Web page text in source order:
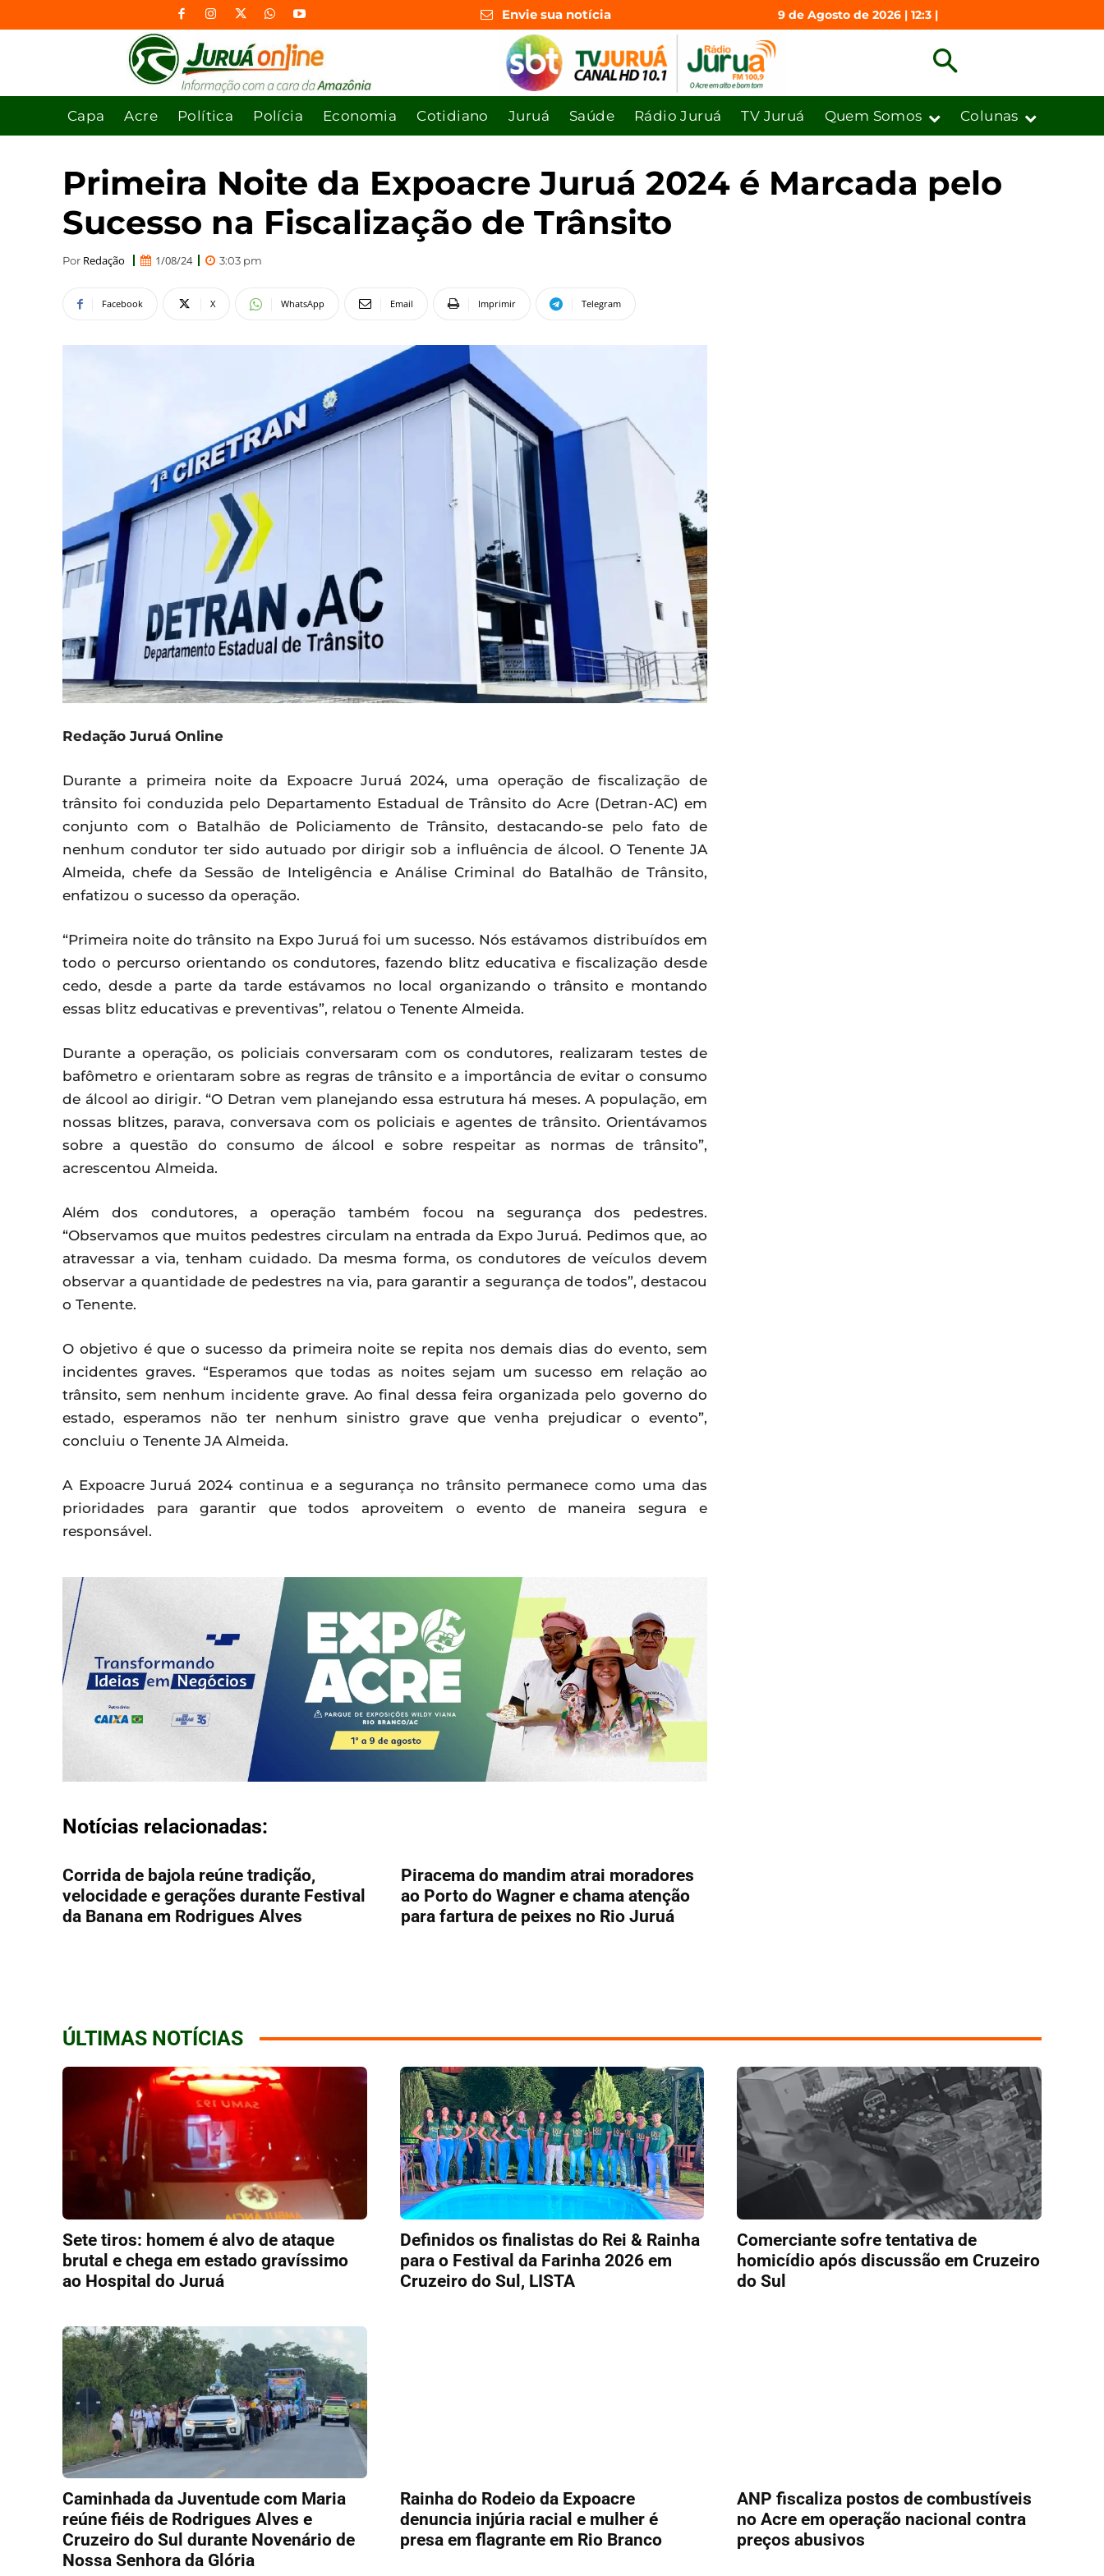
Envie sua notícia 9 de Agosto de 2026 | 12:3 |
Capa Acre Política Polícia Economia Cotidiano Juruá Saúde Rádio Juruá TV Juruá Quem Somos Colunas
Primeira Noite da Expoacre Juruá 2024 é Marcada pelo
Sucesso na Fiscalização de Trânsito
Por Redação 1/08/24 3:03 pm
Facebook X WhatsApp Email Imprimir Telegram
Redação Juruá Online
Durante a primeira noite da Expoacre Juruá 2024, uma operação de fiscalização de
trânsito foi conduzida pelo Departamento Estadual de Trânsito do Acre (Detran-AC) em
conjunto com o Batalhão de Policiamento de Trânsito, destacando-se pelo fato de
nenhum condutor ter sido autuado por dirigir sob a influência de álcool. O Tenente JA
Almeida, chefe da Sessão de Inteligência e Análise Criminal do Batalhão de Trânsito,
enfatizou o sucesso da operação.
“Primeira noite do trânsito na Expo Juruá foi um sucesso. Nós estávamos distribuídos em
todo o percurso orientando os condutores, fazendo blitz educativa e fiscalização desde
cedo, desde a parte da tarde estávamos no local organizando o trânsito e montando
essas blitz educativas e preventivas”, relatou o Tenente Almeida.
Durante a operação, os policiais conversaram com os condutores, realizaram testes de
bafômetro e orientaram sobre as regras de trânsito e a importância de evitar o consumo
de álcool ao dirigir. “O Detran vem planejando essa estrutura há meses. A população, em
nossas blitzes, parava, conversava com os policiais e agentes de trânsito. Orientávamos
sobre a questão do consumo de álcool e sobre respeitar as normas de trânsito”,
acrescentou Almeida.
Além dos condutores, a operação também focou na segurança dos pedestres.
“Observamos que muitos pedestres circulam na entrada da Expo Juruá. Pedimos que, ao
atravessar a via, tenham cuidado. Da mesma forma, os condutores de veículos devem
observar a quantidade de pedestres na via, para garantir a segurança de todos”, destacou
o Tenente.
O objetivo é que o sucesso da primeira noite se repita nos demais dias do evento, sem
incidentes graves. “Esperamos que todas as noites sejam um sucesso em relação ao
trânsito, sem nenhum incidente grave. Ao final dessa feira organizada pelo governo do
estado, esperamos não ter nenhum sinistro grave que venha prejudicar o evento”,
concluiu o Tenente JA Almeida.
A Expoacre Juruá 2024 continua e a segurança no trânsito permanece como uma das
prioridades para garantir que todos aproveitem o evento de maneira segura e
responsável.
Notícias relacionadas:
Corrida de bajola reúne tradição,
velocidade e gerações durante Festival
da Banana em Rodrigues Alves
Piracema do mandim atrai moradores
ao Porto do Wagner e chama atenção
para fartura de peixes no Rio Juruá
ÚLTIMAS NOTÍCIAS
Sete tiros: homem é alvo de ataque
brutal e chega em estado gravíssimo
ao Hospital do Juruá
Definidos os finalistas do Rei & Rainha
para o Festival da Farinha 2026 em
Cruzeiro do Sul, LISTA
Comerciante sofre tentativa de
homicídio após discussão em Cruzeiro
do Sul
Caminhada da Juventude com Maria
reúne fiéis de Rodrigues Alves e
Cruzeiro do Sul durante Novenário de
Nossa Senhora da Glória
Rainha do Rodeio da Expoacre
denuncia injúria racial e mulher é
presa em flagrante em Rio Branco
ANP fiscaliza postos de combustíveis
no Acre em operação nacional contra
preços abusivos